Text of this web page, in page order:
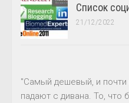
Список
21/12/2022
"Самый дешевый, и
падают с дивана. То, что